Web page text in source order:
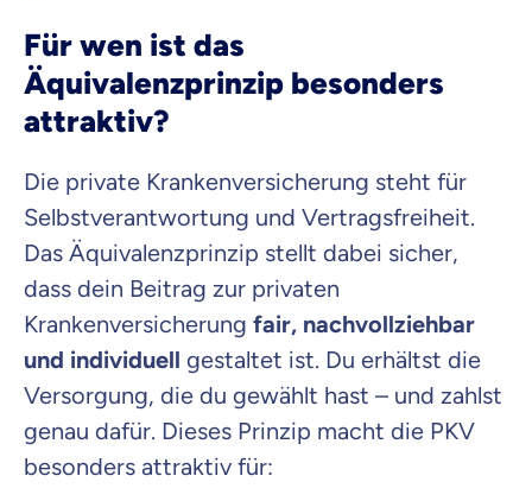
Für wen ist das
Äquivalenzprinzip besonders
attraktiv?
Die private Krankenversicherung steht für
Selbstverantwortung und Vertragsfreiheit.
Das Äquivalenzprinzip stellt dabei sicher,
dass dein Beitrag zur privaten
Krankenversicherung fair, nachvollziehbar
und individuell gestaltet ist. Du erhältst die
Versorgung, die du gewählt hast – und zahlst
genau dafür. Dieses Prinzip macht die PKV
besonders attraktiv für: